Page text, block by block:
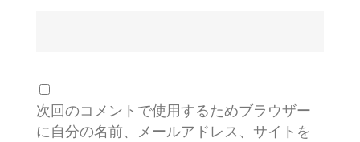
次回のコメントで使用するためブラウザー
に自分の名前、メールアドレス、サイトを